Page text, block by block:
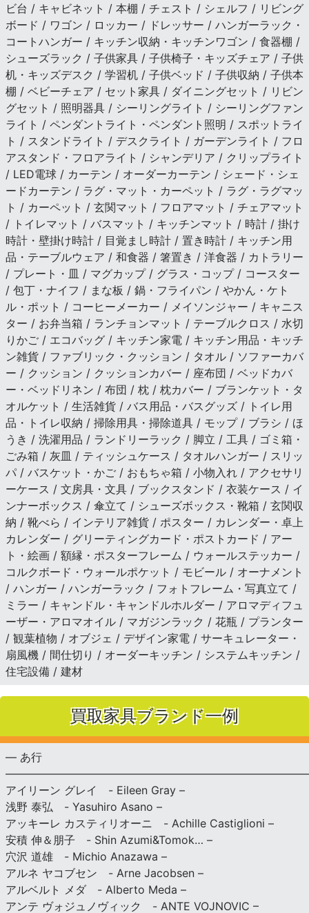
ビ台 / キャビネット / 本棚 / チェスト / シェルフ / リビング
ボード / ワゴン / ロッカー / ドレッサー / ハンガーラック・
コートハンガー / キッチン収納・キッチンワゴン / 食器棚 /
シューズラック / 子供家具 / 子供椅子・キッズチェア / 子供
机・キッズデスク / 学習机 / 子供ベッド / 子供収納 / 子供本
棚 / ベビーチェア / セット家具 / ダイニングセット / リビン
グセット / 照明器具 / シーリングライト / シーリングファン
ライト / ペンダントライト・ペンダント照明 / スポットライ
ト / スタンドライト / デスクライト / ガーデンライト / フロ
アスタンド・フロアライト / シャンデリア / クリップライト
/ LED電球 / カーテン / オーダーカーテン / シェード・シェ
ードカーテン / ラグ・マット・カーペット / ラグ・ラグマッ
ト / カーペット / 玄関マット / フロアマット / チェアマット
/ トイレマット / バスマット / キッチンマット / 時計 / 掛け
時計・壁掛け時計 / 目覚まし時計 / 置き時計 / キッチン用
品・テーブルウェア / 和食器 / 箸置き / 洋食器 / カトラリー
/ プレート・皿 / マグカップ / グラス・コップ / コースター
/ 包丁・ナイフ / まな板 / 鍋・フライパン / やかん・ケト
ル・ポット / コーヒーメーカー / メイソンジャー / キャニス
ター / お弁当箱 / ランチョンマット / テーブルクロス / 水切
りかご / エコバッグ / キッチン家電 / キッチン用品・キッチ
ン雑貨 / ファブリック・クッション / タオル / ソファーカバ
ー / クッション / クッションカバー / 座布団 / ベッドカバ
ー・ベッドリネン / 布団 / 枕 / 枕カバー / ブランケット・タ
オルケット / 生活雑貨 / バス用品・バスグッズ / トイレ用
品・トイレ収納 / 掃除用具・掃除道具 / モップ / ブラシ / ほ
うき / 洗濯用品 / ランドリーラック / 脚立 / 工具 / ゴミ箱・
ごみ箱 / 灰皿 / ティッシュケース / タオルハンガー / スリッ
パ / バスケット・かご / おもちゃ箱 / 小物入れ / アクセサリ
ーケース / 文房具・文具 / ブックスタンド / 衣装ケース / イ
ンナーボックス / 傘立て / シューズボックス・靴箱 / 玄関収
納 / 靴べら / インテリア雑貨 / ポスター / カレンダー・卓上
カレンダー / グリーティングカード・ポストカード / アー
ト・絵画 / 額縁・ポスターフレーム / ウォールステッカー /
コルクボード・ウォールポケット / モビール / オーナメント
/ ハンガー / ハンガーラック / フォトフレーム・写真立て /
ミラー / キャンドル・キャンドルホルダー / アロマディフュ
ーザー・アロマオイル / マガジンラック / 花瓶 / プランター
/ 観葉植物 / オブジェ / デザイン家電 / サーキュレーター・
扇風機 / 間仕切り / オーダーキッチン / システムキッチン /
住宅設備 / 建材
買取家具ブランド一例
— あ行
アイリーン グレイ - Eileen Gray –
浅野 泰弘 - Yasuhiro Asano –
アッキーレ カスティリオーニ - Achille Castiglioni –
安積 伸＆朋子 - Shin Azumi&Tomok… –
穴沢 道雄 - Michio Anazawa –
アルネ ヤコブセン - Arne Jacobsen –
アルベルト メダ - Alberto Meda –
アンテ ヴォジュノヴィック - ANTE VOJNOVIC –